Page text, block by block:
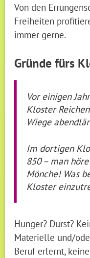
Von den
Freiheiten
immer gerne.
Gründe fürs
Vor einigen
Kloster
Wiege
Im dortigen
850 – man
Mönche! Was
Kloster
Hunger? Durst?
Materielle und/
Beruf erlernt,